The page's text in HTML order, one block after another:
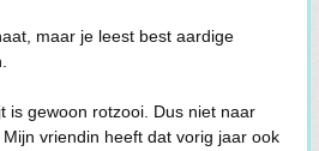
maar je leest best aardige
is gewoon rotzooi. Dus niet naar
vriendin heeft dat vorig jaar ook